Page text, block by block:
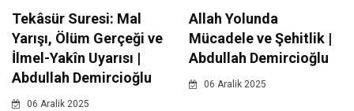
Tekâsür Suresi: Mal
Yarışı, Ölüm Gerçeği ve
İlmel-Yakîn Uyarısı |
Abdullah Demircioğlu
06 Aralik 2025
Allah Yolunda
Mücadele ve Şehitlik |
Abdullah Demircioğlu
06 Aralik 2025